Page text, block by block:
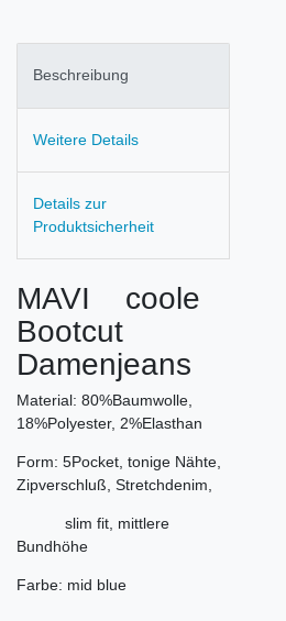
Beschreibung
Weitere Details
Details zur
Produktsicherheit
MAVI coole
Bootcut
Damenjeans
Material: 80%Baumwolle,
18%Polyester, 2%Elasthan
Form: 5Pocket, tonige Nähte,
Zipverschluß, Stretchdenim,
slim fit, mittlere
Bundhöhe
Farbe: mid blue